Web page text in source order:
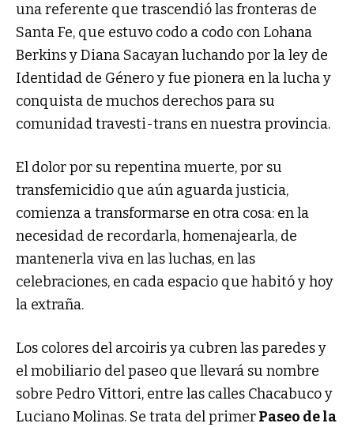
una referente que trascendió las fronteras de
Santa Fe, que estuvo codo a codo con Lohana
Berkins y Diana Sacayan luchando por la ley de
Identidad de Género y fue pionera en la lucha y
conquista de muchos derechos para su
comunidad travesti-trans en nuestra provincia.
El dolor por su repentina muerte, por su
transfemicidio que aún aguarda justicia,
comienza a transformarse en otra cosa: en la
necesidad de recordarla, homenajearla, de
mantenerla viva en las luchas, en las
celebraciones, en cada espacio que habitó y hoy
la extraña.
Los colores del arcoiris ya cubren las paredes y
el mobiliario del paseo que llevará su nombre
sobre Pedro Vittori, entre las calles Chacabuco y
Luciano Molinas. Se trata del primerPaseo de la